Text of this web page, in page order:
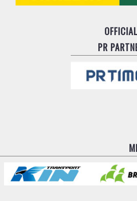
OFFICIAL
PR